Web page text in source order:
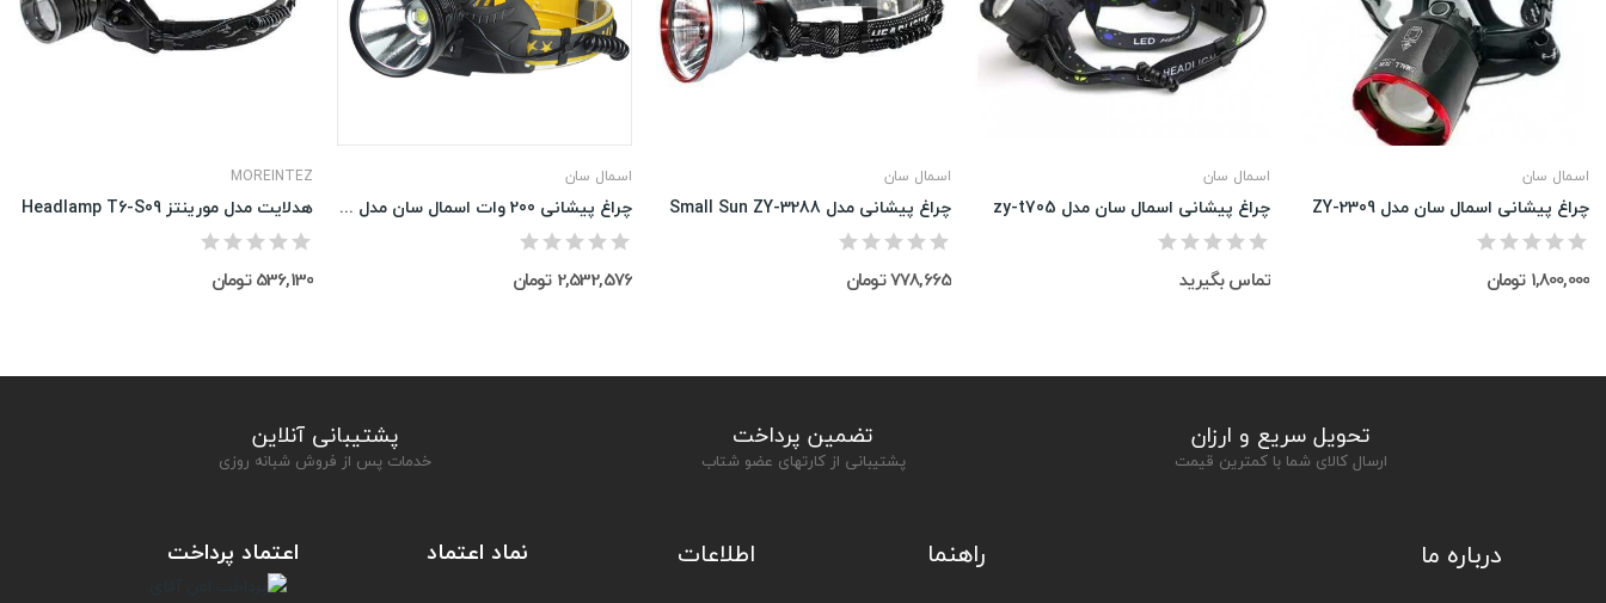
MOREINTEZ
هدلایت مدل مورینتز Headlamp T6-S09
536,130 تومان
اسمال سان
چراغ پیشانی 200 وات اسمال سان مدل P70-W644
2,532,576 تومان
اسمال سان
چراغ پیشانی مدل Small Sun ZY-3288
778,665 تومان
اسمال سان
چراغ پیشانی اسمال سان مدل zy-t705
تماس بگیرید
اسمال سان
چراغ پیشانی اسمال سان مدل ZY-2309
1,800,000 تومان
تحویل سریع و ارزان
ارسال کالای شما با کمترین قیمت
تضمین پرداخت
پشتیبانی از کارتهای عضو شتاب
پشتیبانی آنلاین
خدمات پس از فروش شبانه روزی
درباره ما راهنما اطلاعات نماد اعتماد اعتماد پرداخت